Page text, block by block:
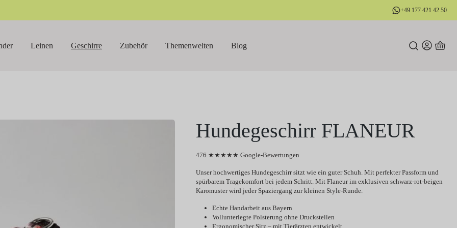
+49 177 421 42 50
Leinen Geschirre Zubehör Themenwelten Blog
Hundegeschirr FLANEUR
476 ★★★★★ Google-Bewertungen
Unser hochwertiges Hundegeschirr sitzt wie ein guter Schuh. Mit perfekter Passform und
spürbarem Tragekomfort bei jedem Schritt. Mit Flaneur im exklusiven schwarz-rot-beigen
Karomuster wird jeder Spaziergang zur kleinen Style-Runde.
Echte Handarbeit aus Bayern
Vollunterlegte Polsterung ohne Druckstellen
Ergonomischer Sitz – mit Tierärzten entwickelt